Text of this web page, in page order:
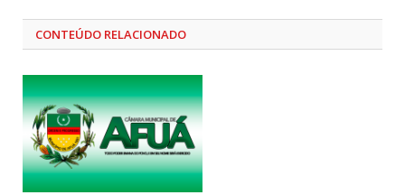
CONTEÚDO RELACIONADO